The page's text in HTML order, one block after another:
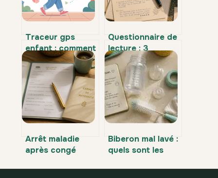
Traceur gps
enfant : comment
choisir un modèle
fiable et
rassurant
Questionnaire de
lecture : 3
méthodes pour
évaluer sans
décourager vos
élèves
Arrêt maladie
après congé
conditions
Biberon mal lavé :
quels sont les
comment réagir ?